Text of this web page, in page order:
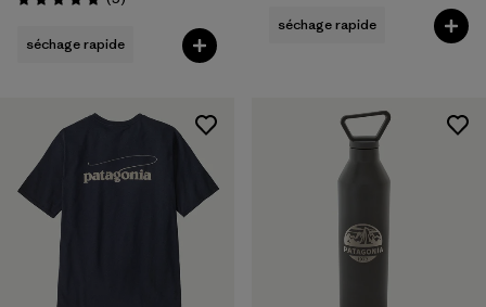
Évaluation: 5.0 / 5
séchage rapide
séchage rapide